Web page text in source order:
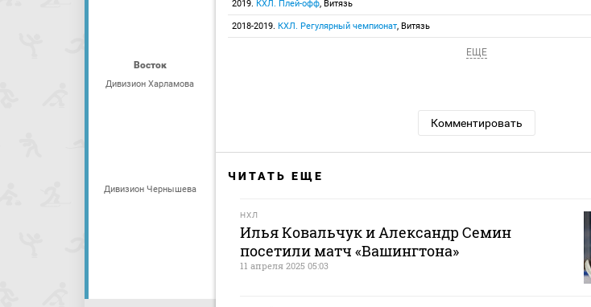
Восток
Дивизион Харламова
Дивизион Чернышева
2019. КХЛ. Плей-офф, Витязь
2018-2019. КХЛ. Регулярный чемпионат, Витязь
ЕЩЕ
Комментировать
ЧИТАТЬ ЕЩЕ
НХЛ
Илья Ковальчук и Александр Семин
посетили матч «Вашингтона»
11 апреля 2025 05:03